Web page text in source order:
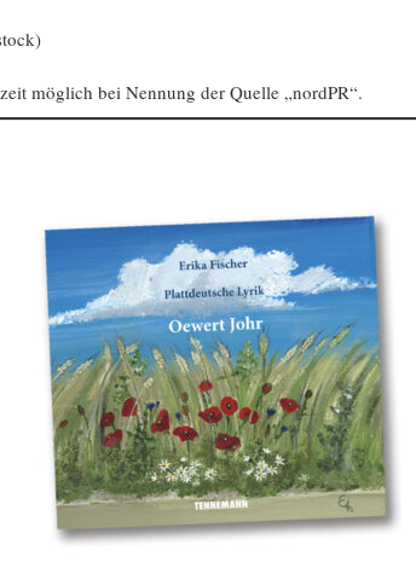
möglich bei Nennung der Quelle „nordPR“.